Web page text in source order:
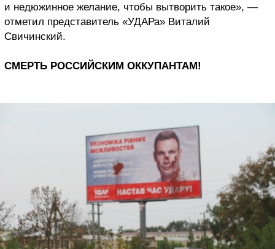
и недюжинное желание, чтобы вытворить такое», —
отметил представитель «УДАРа» Виталий
Свичинский.
СМЕРТЬ РОССИЙСКИМ ОККУПАНТАМ!